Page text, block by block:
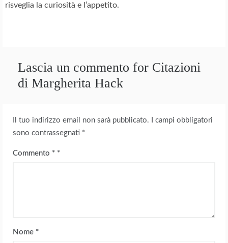
risveglia la curiosità e l’appetito.
Lascia un commento for Citazioni
di Margherita Hack
Il tuo indirizzo email non sarà pubblicato.
I campi obbligatori
sono contrassegnati *
Commento *
Nome *